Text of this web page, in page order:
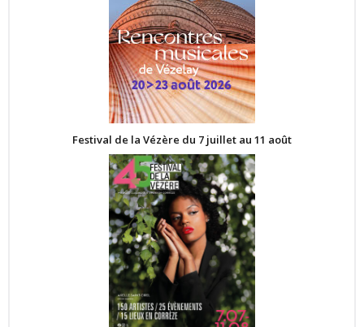
Festival de la Vézère du 7 juillet au 11 août